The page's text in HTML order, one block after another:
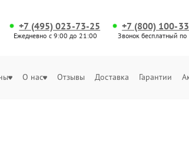
+7 (495) 023-73-25
Ежедневно с 9:00 до 21:00
+7 (800) 100-
Звонок бесплатный
О нас Отзывы Доставка Гарантии